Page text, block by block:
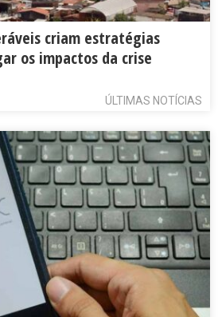
criam estratégias
os impactos da crise
ÚLTIMAS NOTÍCIAS